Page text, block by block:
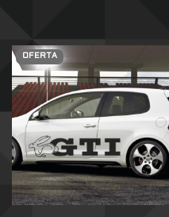
OFERTA